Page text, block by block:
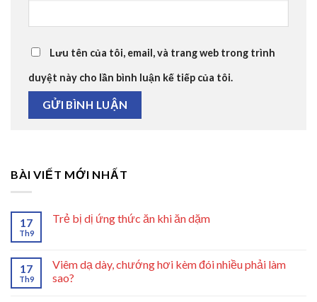
Lưu tên của tôi, email, và trang web trong trình
duyệt này cho lần bình luận kế tiếp của tôi.
BÀI VIẾT MỚI NHẤT
17
Th9
Trẻ bị dị ứng thức ăn khi ăn dặm
17
Th9
Viêm dạ dày, chướng hơi kèm đói nhiều phải làm
sao?